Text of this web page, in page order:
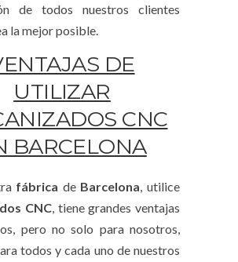
de todos nuestros clientes
la mejor posible.
DE
UTILIZAR
CNC
BARCELONA
fábrica de Barcelona , utilice
CNC, tiene grandes ventajas
pero no solo para nosotros,
todos y cada uno de nuestros